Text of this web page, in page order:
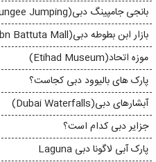
بانجی جامپینگ دبی(Bungee Jumping)
بازار ابن بطوطه دبی(Ibn Battuta Mall)
موزه اتحاد(Etihad Museum)
پارک های بالیوود دبی کجاست؟
آبشارهای دبی(Dubai Waterfalls)
جزایر دبی کدام است؟
پارک آبی لاگونا دبی Laguna